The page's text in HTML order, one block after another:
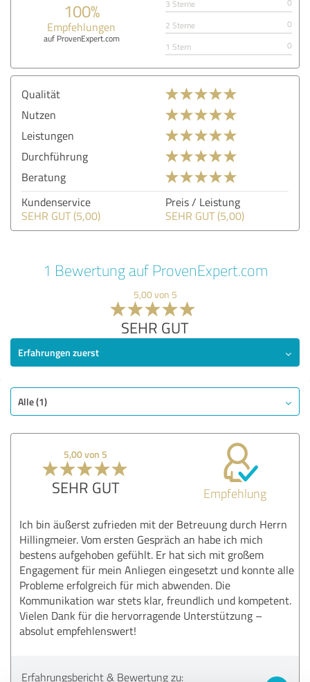
100%
Empfehlungen
auf ProvenExpert.com
3 Sterne
2 Sterne
0
1 Stern
0
Qualität
Nutzen
Leistungen
Durchführung
Beratung
Kundenservice
SEHR GUT (5,00)
Preis / Leistung
SEHR GUT (5,00)
1 Bewertung auf ProvenExpert.com
5,00 von 5
SEHR GUT
Erfahrungen zuerst
Alle (1)
5,00 von 5
SEHR GUT Empfehlung
Ich bin äußerst zufrieden mit der Betreuung durch Herrn
Hillingmeier. Vom ersten Gespräch an habe ich mich
bestens aufgehoben gefühlt. Er hat sich mit großem
Engagement für mein Anliegen eingesetzt und konnte alle
Probleme erfolgreich für mich abwenden. Die
Kommunikation war stets klar, freundlich und kompetent.
Vielen Dank für die hervorragende Unterstützung –
absolut empfehlenswert!
Erfahrungsbericht & Bewertung zu: